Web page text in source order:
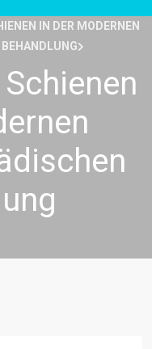
IN DER MODERNEN